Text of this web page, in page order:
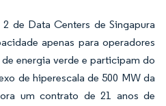
de Data Centers de Singapura
apenas para operadores
energia verde e participam do
de hiperescala de 500 MW da
um contrato de 21 anos de